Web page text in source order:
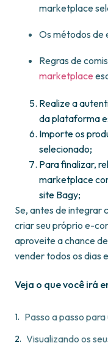
marketplace
Os métodos de
Regras de
marketplace
Realize a
da plataforma
Importe os
selecionado;
Para finalizar,
marketplace
site Bagy;
Se, antes de integrar
criar seu próprio e-
aproveite a chance
vender todos os dias
Veja o que você irá
Passo a passo
Visualizando os